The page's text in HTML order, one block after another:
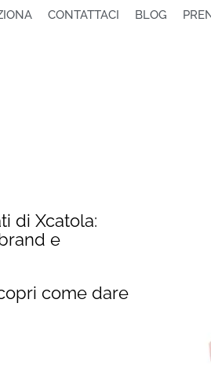
CONTATTACI BLOG
di Xcatola:
e
come dare